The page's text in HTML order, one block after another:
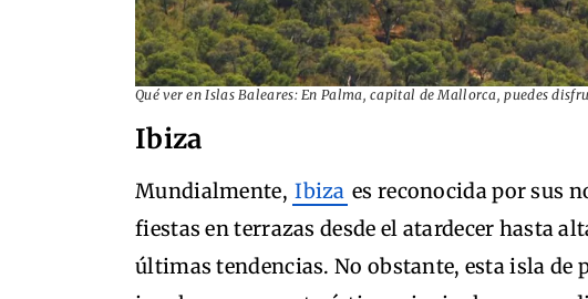
Qué ver en Islas Baleares: En Palma, capital de Mallorca, puedes
Ibiza
Mundialmente, Ibiza es reconocida por sus
fiestas en terrazas desde el atardecer hasta
últimas tendencias. No obstante, esta isla de